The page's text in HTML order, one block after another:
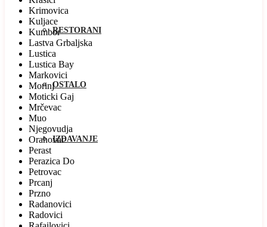
RESTORANI
OSTALO
IZDAVANJE
Krimovica
Kuljace
Kumbor
Lastva Grbaljska
Lustica
Lustica Bay
Markovici
Morinj
Moticki Gaj
Mrčevac
Muo
Njegovudja
Orahovac
Perast
Perazica Do
Petrovac
Prcanj
Przno
Radanovici
Radovici